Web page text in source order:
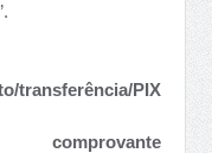
transferência/PIX